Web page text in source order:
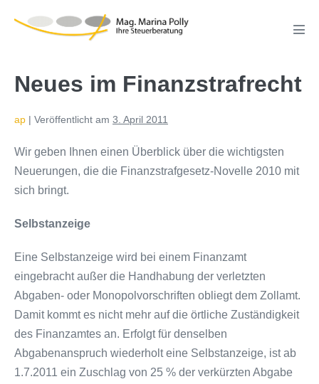
Inhalt
Neues im Finanzstrafrecht
ap | Veröffentlicht am 3. April 2011
Wir geben Ihnen einen Überblick über die wichtigsten
Neuerungen, die die Finanzstrafgesetz-Novelle 2010 mit
sich bringt.
Selbstanzeige
Eine Selbstanzeige wird bei einem Finanzamt
eingebracht außer die Handhabung der verletzten
Abgaben- oder Monopolvorschriften obliegt dem Zollamt.
Damit kommt es nicht mehr auf die örtliche Zuständigkeit
des Finanzamtes an. Erfolgt für denselben
Abgabenanspruch wiederholt eine Selbstanzeige, ist ab
1.7.2011 ein Zuschlag von 25 % der verkürzten Abgabe